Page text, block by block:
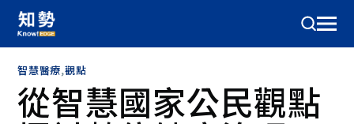
智慧醫療,觀點
從智慧國家公民觀點